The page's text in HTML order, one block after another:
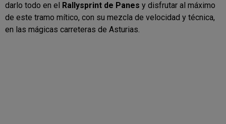
darlo todo en el
Rallysprint de Panes y disfrutar al máximo
de este tramo mítico, con su mezcla de velocidad y técnica,
en las mágicas carreteras de Asturias.